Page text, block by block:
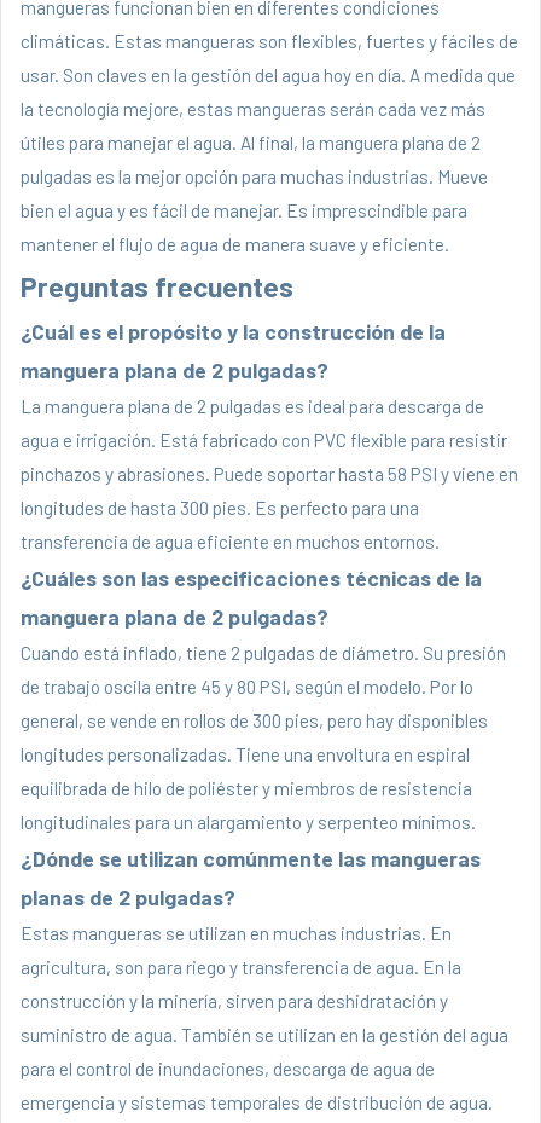
mangueras funcionan bien en diferentes condiciones
climáticas. Estas mangueras son flexibles, fuertes y fáciles de
usar. Son claves en la gestión del agua hoy en día. A medida que
la tecnología mejore, estas mangueras serán cada vez más
útiles para manejar el agua. Al final, la manguera plana de 2
pulgadas es la mejor opción para muchas industrias. Mueve
bien el agua y es fácil de manejar. Es imprescindible para
mantener el flujo de agua de manera suave y eficiente.
Preguntas frecuentes
¿Cuál es el propósito y la construcción de la
manguera plana de 2 pulgadas?
La manguera plana de 2 pulgadas es ideal para descarga de
agua e irrigación. Está fabricado con PVC flexible para resistir
pinchazos y abrasiones. Puede soportar hasta 58 PSI y viene en
longitudes de hasta 300 pies. Es perfecto para una
transferencia de agua eficiente en muchos entornos.
¿Cuáles son las especificaciones técnicas de la
manguera plana de 2 pulgadas?
Cuando está inflado, tiene 2 pulgadas de diámetro. Su presión
de trabajo oscila entre 45 y 80 PSI, según el modelo. Por lo
general, se vende en rollos de 300 pies, pero hay disponibles
longitudes personalizadas. Tiene una envoltura en espiral
equilibrada de hilo de poliéster y miembros de resistencia
longitudinales para un alargamiento y serpenteo mínimos.
¿Dónde se utilizan comúnmente las mangueras
planas de 2 pulgadas?
Estas mangueras se utilizan en muchas industrias. En
agricultura, son para riego y transferencia de agua. En la
construcción y la minería, sirven para deshidratación y
suministro de agua. También se utilizan en la gestión del agua
para el control de inundaciones, descarga de agua de
emergencia y sistemas temporales de distribución de agua.